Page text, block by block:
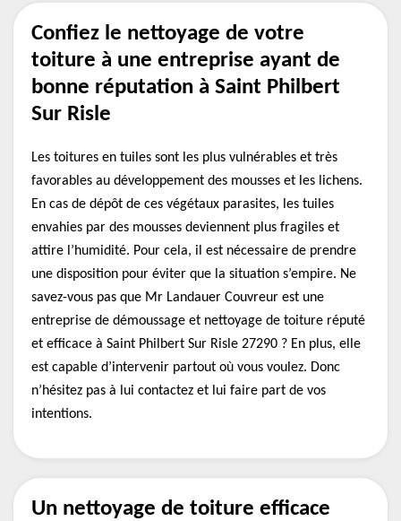
Confiez le nettoyage de votre
toiture à une entreprise ayant de
bonne réputation à Saint Philbert
Sur Risle
Les toitures en tuiles sont les plus vulnérables et très
favorables au développement des mousses et les lichens.
En cas de dépôt de ces végétaux parasites, les tuiles
envahies par des mousses deviennent plus fragiles et
attire l’humidité. Pour cela, il est nécessaire de prendre
une disposition pour éviter que la situation s’empire. Ne
savez-vous pas que Mr Landauer Couvreur est une
entreprise de démoussage et nettoyage de toiture réputé
et efficace à Saint Philbert Sur Risle 27290 ? En plus, elle
est capable d’intervenir partout où vous voulez. Donc
n’hésitez pas à lui contactez et lui faire part de vos
intentions.
Un nettoyage de toiture efficace